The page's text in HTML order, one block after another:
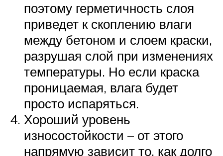
поэтому герметичность слоя
приведет к скоплению влаги
между бетоном и слоем краски,
разрушая слой при изменениях
температуры. Но если краска
проницаемая, влага будет
просто испаряться.
Хороший уровень
износостойкости – от этого
напрямую зависит то, как долго